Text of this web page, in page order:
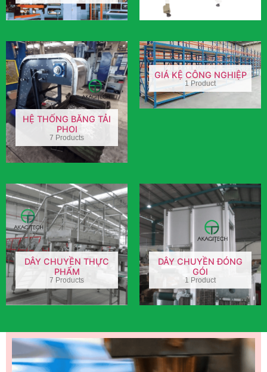
HỆ THỐNG BĂNG TẢI
PHOI
7 Products
GIÁ KỆ CÔNG NGHIỆP
1 Product
DÂY CHUYỀN THỰC
PHẨM
7 Products
DÂY CHUYỀN ĐÓNG
GÓI
1 Product